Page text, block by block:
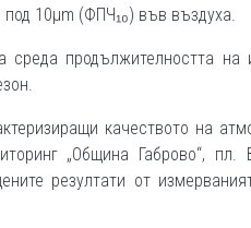
10µm (ФПЧ₁₀) във въздуха.
среда продължителността
качеството на
„Община Габрово“,
резултати от